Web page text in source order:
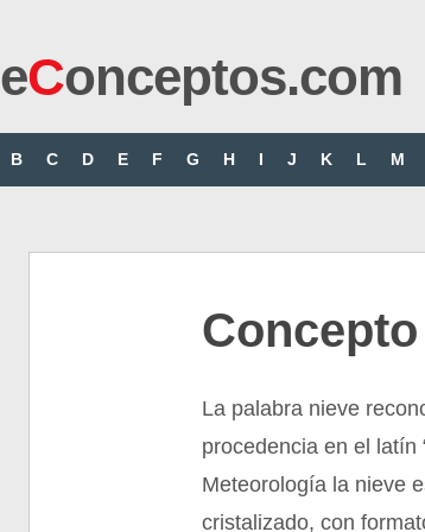
eConceptos.com
B C D E F G H I J K L M
La palabra nieve
procedencia en el latín
Meteorología la nieve
cristalizado, con